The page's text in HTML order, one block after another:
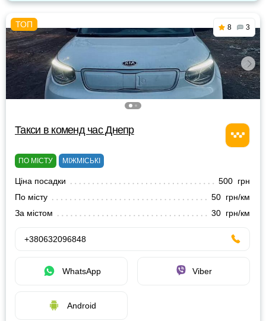
8 3
Такси в коменд час Днепр
ПО МІСТУ МІЖМІСЬКІ
Ціна посадки
500 грн
По місту
50 грн/км
За містом
30 грн/км
+380632096848
WhatsApp Viber
Android